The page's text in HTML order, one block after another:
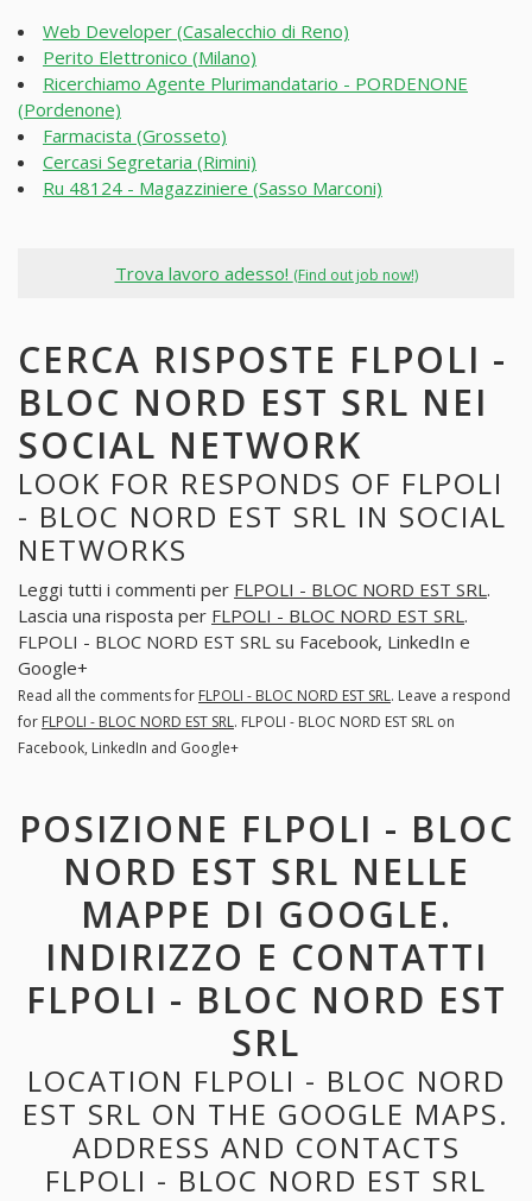
Web Developer (Casalecchio di Reno)
Perito Elettronico (Milano)
Ricerchiamo Agente Plurimandatario - PORDENONE
(Pordenone)
Farmacista (Grosseto)
Cercasi Segretaria (Rimini)
Ru 48124 - Magazziniere (Sasso Marconi)
Trova lavoro adesso! (Find out job now!)
CERCA RISPOSTE FLPOLI -
BLOC NORD EST SRL NEI
SOCIAL NETWORK
LOOK FOR RESPONDS OF FLPOLI
- BLOC NORD EST SRL IN SOCIAL
NETWORKS
Leggi tutti i commenti per FLPOLI - BLOC NORD EST SRL .
Lascia una risposta per FLPOLI - BLOC NORD EST SRL .
FLPOLI - BLOC NORD EST SRL su Facebook, LinkedIn e
Google+
Read all the comments for FLPOLI - BLOC NORD EST SRL. Leave a respond
for FLPOLI - BLOC NORD EST SRL. FLPOLI - BLOC NORD EST SRL on
Facebook, LinkedIn and Google+
POSIZIONE FLPOLI - BLOC
NORD EST SRL NELLE
MAPPE DI GOOGLE.
INDIRIZZO E CONTATTI
FLPOLI - BLOC NORD EST
SRL
LOCATION FLPOLI - BLOC NORD
EST SRL ON THE GOOGLE MAPS.
ADDRESS AND CONTACTS
FLPOLI - BLOC NORD EST SRL